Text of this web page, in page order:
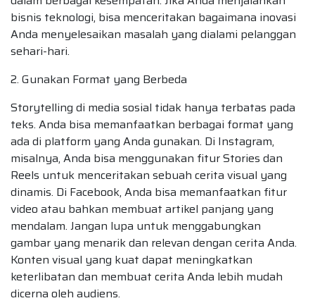
bisnis teknologi, bisa menceritakan bagaimana inovasi
Anda menyelesaikan masalah yang dialami pelanggan
sehari-hari.
2. Gunakan Format yang Berbeda
Storytelling di media sosial tidak hanya terbatas pada
teks. Anda bisa memanfaatkan berbagai format yang
ada di platform yang Anda gunakan. Di Instagram,
misalnya, Anda bisa menggunakan fitur Stories dan
Reels untuk menceritakan sebuah cerita visual yang
dinamis. Di Facebook, Anda bisa memanfaatkan fitur
video atau bahkan membuat artikel panjang yang
mendalam. Jangan lupa untuk menggabungkan
gambar yang menarik dan relevan dengan cerita Anda.
Konten visual yang kuat dapat meningkatkan
keterlibatan dan membuat cerita Anda lebih mudah
dicerna oleh audiens.